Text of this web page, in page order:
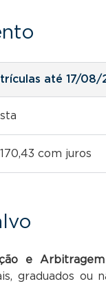
até 17/08/
com juros
e Arbitragem
graduados ou